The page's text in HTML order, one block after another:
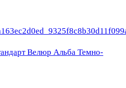
Велюр Альба Темно-